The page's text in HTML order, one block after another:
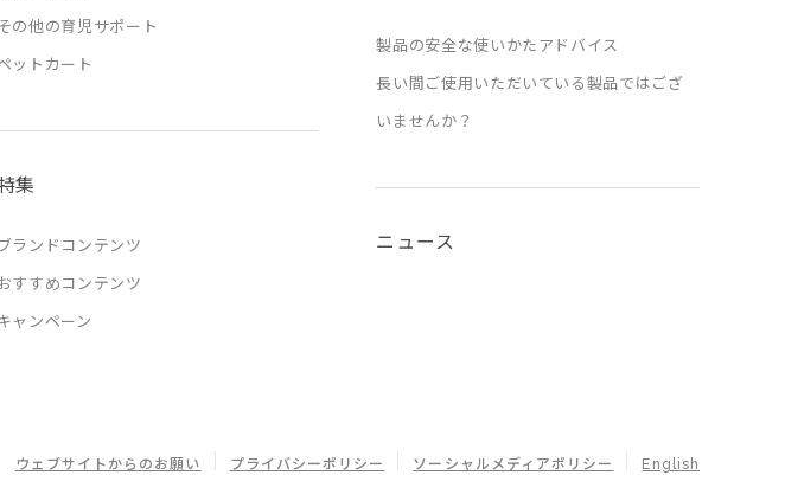
の他の育児サポート
ットカート
集
ランドコンテンツ
すすめコンテンツ
ャンペーン
製品の安全な使いかたアドバイス
長い間ご使用いただいている製品ではござ
いませんか？
ニュース
ウェブサイトからのお願い プライバシーポリシー ソーシャルメディアポリシー English